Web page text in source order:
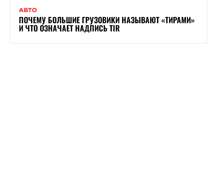
АВТО
ПОЧЕМУ БОЛЬШИЕ ГРУЗОВИКИ НАЗЫВАЮТ «ТИРАМИ»
И ЧТО ОЗНАЧАЕТ НАДПИСЬ TIR